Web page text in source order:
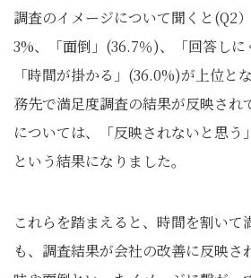
調査のイメージについて聞くと(Q2
3%、「面倒」(36.7％)、「回答しに
「時間が掛かる」(36.0%)が上位と
務先で満足度調査の結果が反映され
については、「反映されないと思う
という結果になりました。
これらを踏まえると、時間を割いて
も、調査結果が会社の改善に反映さ